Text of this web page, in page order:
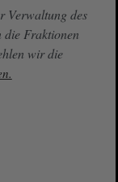
Verwaltung des
die Fraktionen
wir die